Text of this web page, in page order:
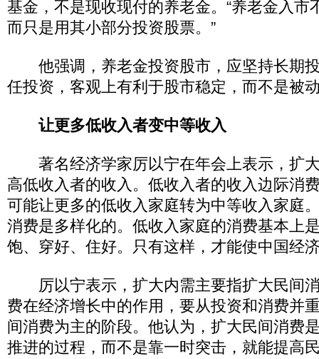
基金，不是现收现付的养老金。“养老金入市
而只是用其小部分投资股票。”
他强调，养老金投资股市，应坚持长期
任投资，客观上有利于股市稳定，而不是被
让更多低收入者变中等收入
著名经济学家厉以宁在年会上表示，扩
高低收入者的收入。低收入者的收入边际消
可能让更多的低收入家庭转为中等收入家庭
消费是多样化的。低收入家庭的消费基本上
饱、穿好、住好。只有这样，才能使中国经
厉以宁表示，扩大内需主要指扩大民间
费在经济增长中的作用，要从投资和消费并
间消费为主的阶段。他认为，扩大民间消费
推进的过程，而不是靠一时突击，就能提高